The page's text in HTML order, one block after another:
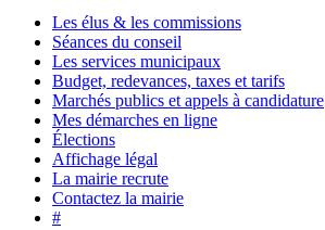
Les élus & les commissions
Séances du conseil
Les services municipaux
Budget, redevances, taxes et tarifs
Marchés publics et appels à candidature
Mes démarches en ligne
Élections
Affichage légal
La mairie recrute
Contactez la mairie
#